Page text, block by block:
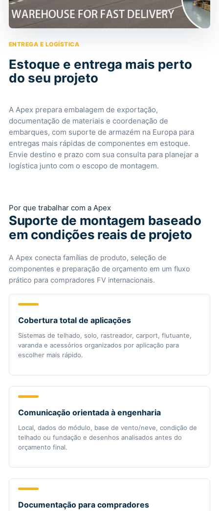
ENTREGA E LOGÍSTICA
Estoque e entrega mais perto
do seu projeto
A Apex prepara embalagem de exportação,
documentação de materiais e coordenação de
embarques, com suporte de armazém na Europa para
entregas mais rápidas de componentes em estoque.
Envie destino e prazo com sua consulta para planejar a
logística junto com o escopo de montagem.
Por que trabalhar com a Apex
Suporte de montagem baseado
em condições reais de projeto
A Apex conecta famílias de produto, seleção de
componentes e preparação de orçamento em um fluxo
prático para compradores FV internacionais.
Cobertura total de aplicações
Sistemas de telhado, solo, rastreador, carport, flutuante,
varanda e acessórios organizados por aplicação para
escolher mais rápido.
Comunicação orientada à engenharia
Local, dados do módulo, base de vento/neve, condição de
telhado ou fundação e desenhos analisados antes do
orçamento final.
Documentação para compradores